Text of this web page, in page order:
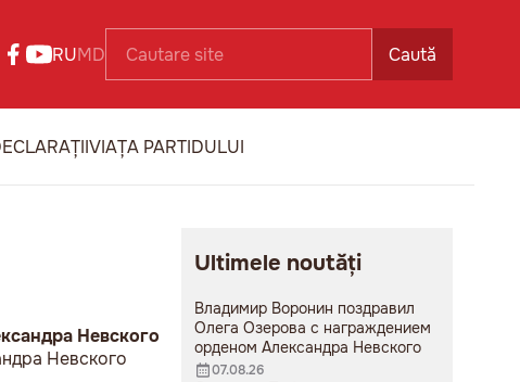
RUMD Caută
VIAȚA PARTIDULUI
Невского
Невского
Ultimele noutăți
Владимир Воронин поздравил
Олега Озерова с награждением
орденом Александра Невского
07.08.26